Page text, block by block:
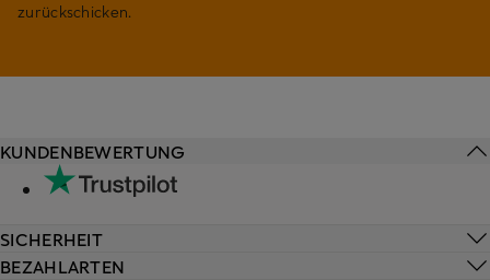
zurückschicken.
KUNDENBEWERTUNG
SICHERHEIT
BEZAHLARTEN